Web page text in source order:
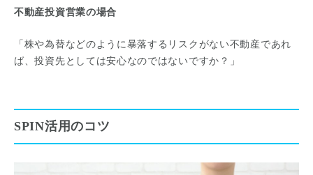
不動産投資営業の場合
「株や為替などのように暴落するリスクがない不動産であれ
ば、投資先としては安心なのではないですか？」
SPIN活用のコツ